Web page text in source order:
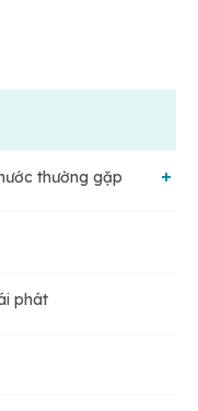
thường gặp
phát